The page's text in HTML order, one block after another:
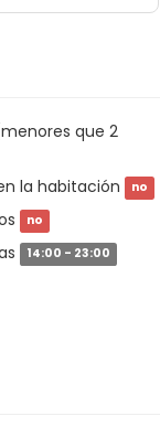
que 2
la habitación no
no
14:00 - 23:00